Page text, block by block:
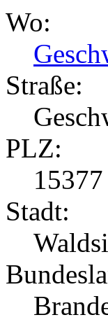
Wo:
Straße:
PLZ:
15377
Stadt: